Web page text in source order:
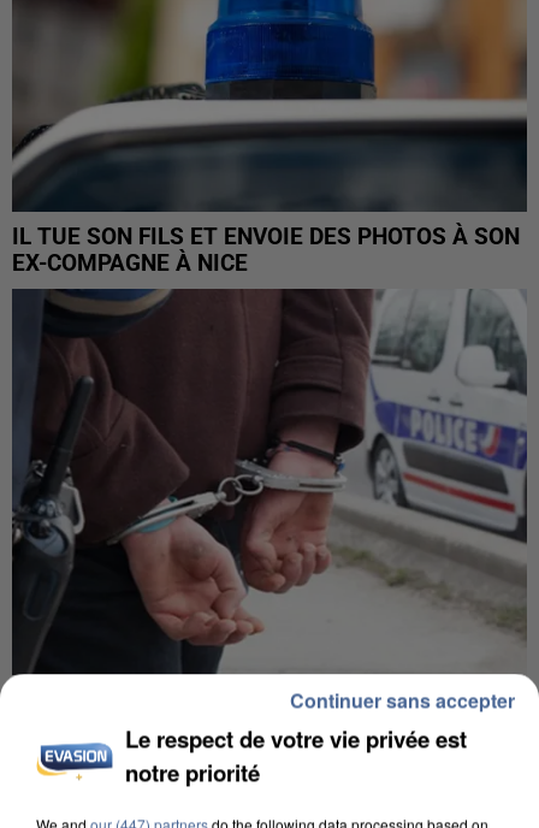
IL TUE SON FILS ET ENVOIE DES PHOTOS À SON
EX-COMPAGNE À NICE
L’UN DES FONDATEURS SUPPOSÉS DE LA DZ
MAFIA INTERPELLÉ EN ALGÉRIE
Le respect de votre vie privée est
notre priorité
We and our (447) partnersdo the following data processing based on
Continuer sans accepter